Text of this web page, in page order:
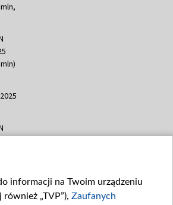
2025
informacji na Twoim urządzeniu
„TVP”), Zaufanych